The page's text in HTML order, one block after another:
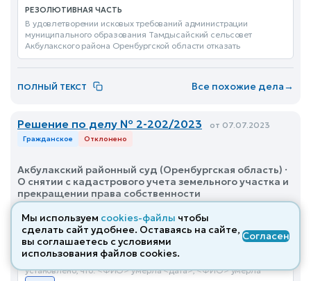
РЕЗОЛЮТИВНАЯ ЧАСТЬ
В удовлетворении исковых требований администрации
муниципального образования Тамдысайский сельсовет
Акбулакского района Оренбургской области отказать
ПОЛНЫЙ ТЕКСТ Все похожие дела→
Решение по делу № 2-202/2023 от 07.07.2023
Гражданское Отклонено
Акбулакский районный суд (Оренбургская область) ·
О снятии с кадастрового учета земельного участка и
прекращении права собственности
ВВОДНАЯ ЧАСТЬ
Администрация МО Сагарчинского сельсовета обратилась в
суд с вышеназванным иском, указав, что в рамках мероприятий,
по выявлению ранее учтенных объектов недвижимости
установлено, что: <ФИО> умерла <дата>, <ФИО> умерла
Мы используем cookies-файлы чтобы
сделать сайт удобнее. Оставаясь на сайте,
вы соглашаетесь с условиями
использования файлов cооkies.
Согласен